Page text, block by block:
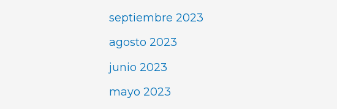
septiembre 2023
agosto 2023
junio 2023
mayo 2023